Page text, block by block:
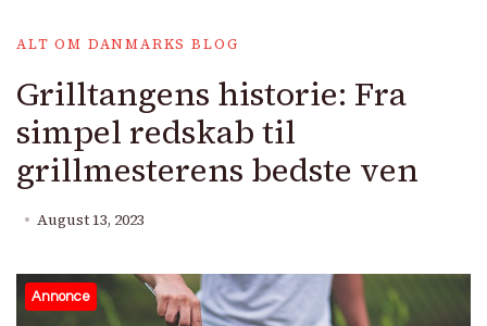
ALT OM DANMARKS BLOG
Grilltangens historie: Fra
simpel redskab til
grillmesterens bedste ven
August 13, 2023
Annonce